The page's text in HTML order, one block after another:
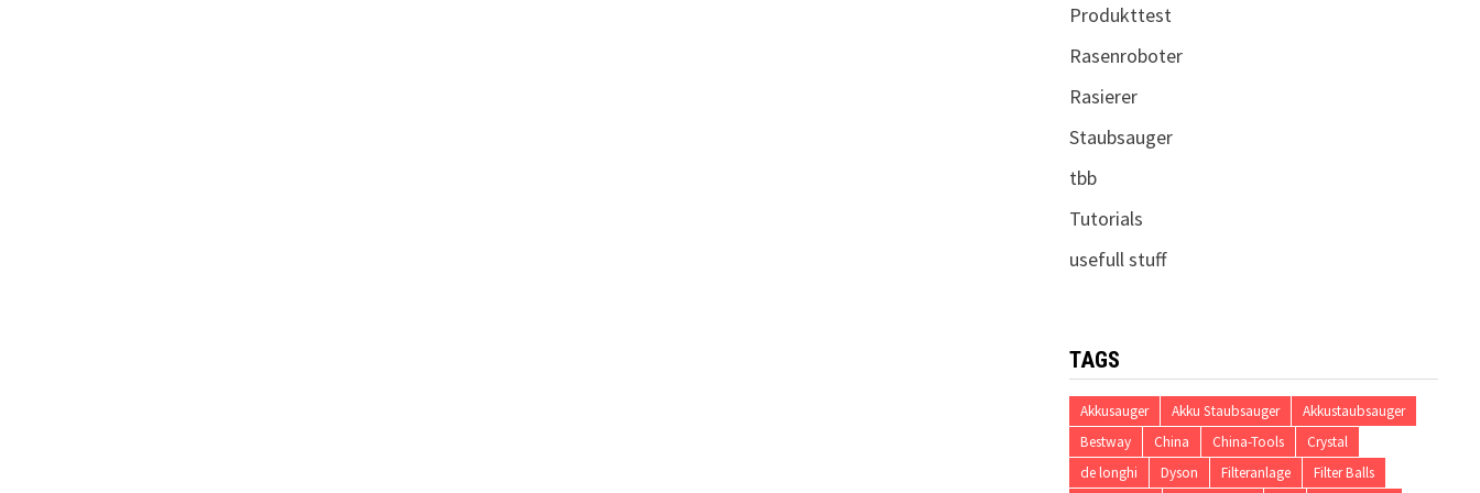
Produkttest
Rasenroboter
Rasierer
Staubsauger
tbb
Tutorials
usefull stuff
TAGS
Akkusauger Akku Staubsauger
Akkustaubsauger
Bestway
China China-Tools
Crystal
de longhi
Dyson Filteranlage Filter Balls